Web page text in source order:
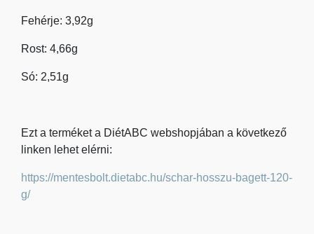
Fehérje: 3,92g
Rost: 4,66g
Só: 2,51g
Ezt a terméket a DiétABC webshopjában a következő
linken lehet elérni:
https://mentesbolt.dietabc.hu/schar-hosszu-bagett-120-
g/